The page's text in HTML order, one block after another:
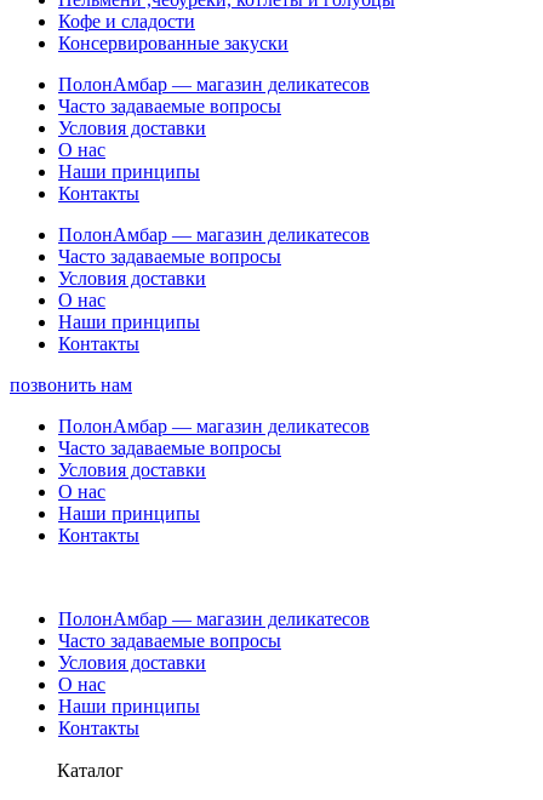
Кофе и сладости
Консервированные закуски
ПолонАмбар — магазин деликатесов
Часто задаваемые вопросы
Условия доставки
О нас
Наши принципы
Контакты
ПолонАмбар — магазин деликатесов
Часто задаваемые вопросы
Условия доставки
О нас
Наши принципы
Контакты
позвонить нам
ПолонАмбар — магазин деликатесов
Часто задаваемые вопросы
Условия доставки
О нас
Наши принципы
Контакты
ПолонАмбар — магазин деликатесов
Часто задаваемые вопросы
Условия доставки
О нас
Наши принципы
Контакты
Каталог